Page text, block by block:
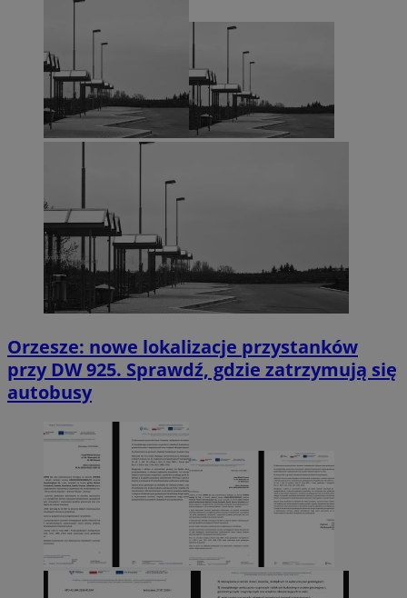
Orzesze: nowe lokalizacje przystanków
przy DW 925. Sprawdź, gdzie zatrzymują się
autobusy